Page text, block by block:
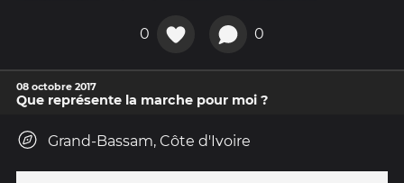
0 0
08 octobre 2017
Que représente la marche pour moi ?
Grand-Bassam, Côte d'Ivoire